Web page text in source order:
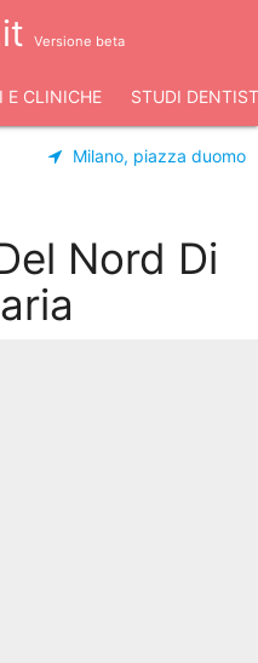
Versione beta
E CLINICHE STUDI
Milano, piazza duomo
Nord Di